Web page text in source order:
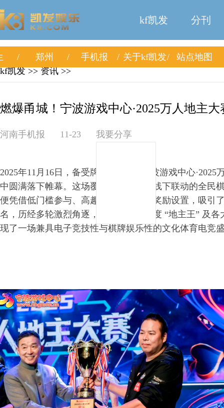
kf凯发 分刊
郑州 手机报 关于kf凯发
站点地图
kf凯发 >> 资讯 >>
燃爆甬城！宁波游戏中心·2025万人地主
河南手机报 11-23 我要分享
2025年11月16日，备受牌友关注的 “宁波游戏中心·2025
中圆满落下帷幕。这场覆全宁波、线上线下联动的全民
便凭借低门槛参与、高趣味竞技、丰厚奖励设置，吸引
名，历经多轮激烈角逐，最终诞生了年度 “地主王” 及
现了一场兼具电子竞技性与棋牌娱乐性的文化体育电竞